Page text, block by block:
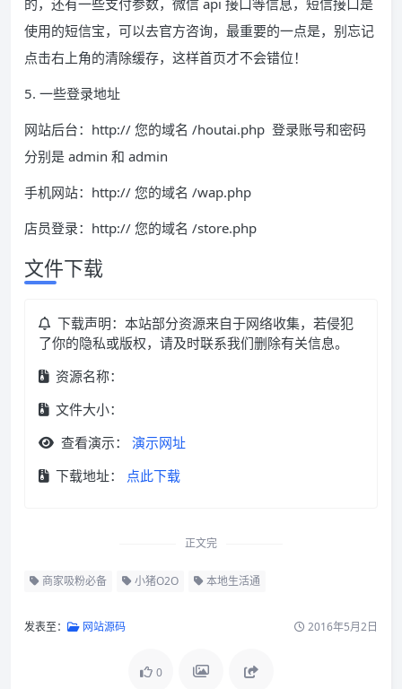
的，还有一些支付参数，微信 api 接口等信息，短信接口是
使用的短信宝，可以去官方咨询，最重要的一点是，别忘记
点击右上角的清除缓存，这样首页才不会错位！
5. 一些登录地址
网站后台：http:// 您的域名 /houtai.php 登录账号和密码
分别是 admin 和 admin
手机网站：http:// 您的域名 /wap.php
店员登录：http:// 您的域名 /store.php
文件下载
下载声明：本站部分资源来自于网络收集，若侵犯
了你的隐私或版权，请及时联系我们删除有关信息。
资源名称：
文件大小：
查看演示：
演示网址
下载地址：
点此下载
正文完
商家吸粉必备 小猪O2O 本地生活通
发表至： 网站源码 2016年5月2日
0